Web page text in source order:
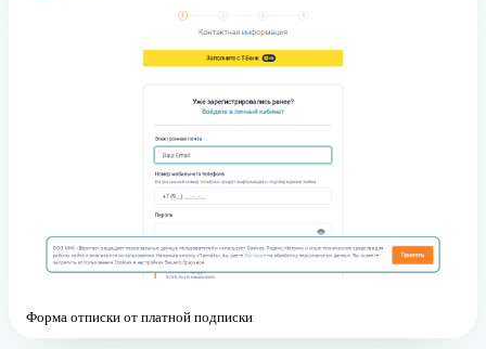
Форма отписки от платной подписки